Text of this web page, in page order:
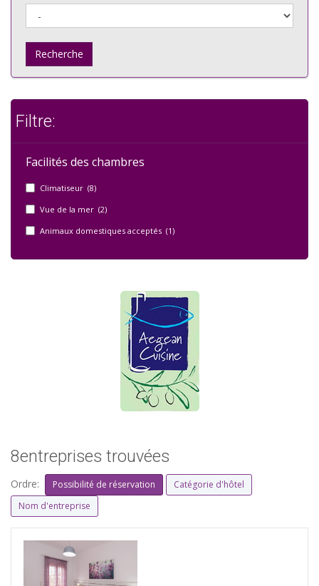
Recherche
Filtre:
Facilités des chambres
Climatiseur (8)
Vue de la mer (2)
Animaux domestiques acceptés (1)
8entreprises trouvées
Ordre: Possibilité de réservation
Catégorie d'hôtel
Nom d'entreprise